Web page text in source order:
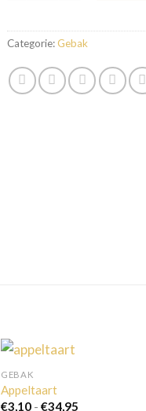
Categorie:Gebak
GEBAK
Appeltaart
€3,10 - €34,95